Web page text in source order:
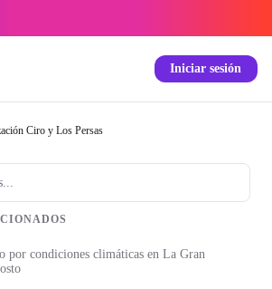
Iniciar sesión
Ciro y Los Persas
por condiciones climáticas en La Gran